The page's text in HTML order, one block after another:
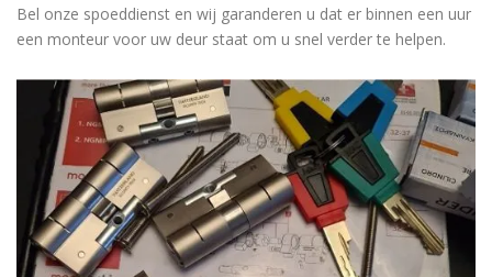
Bel onze spoeddienst en wij garanderen u dat er binnen een uur
een monteur voor uw deur staat om u snel verder te helpen.